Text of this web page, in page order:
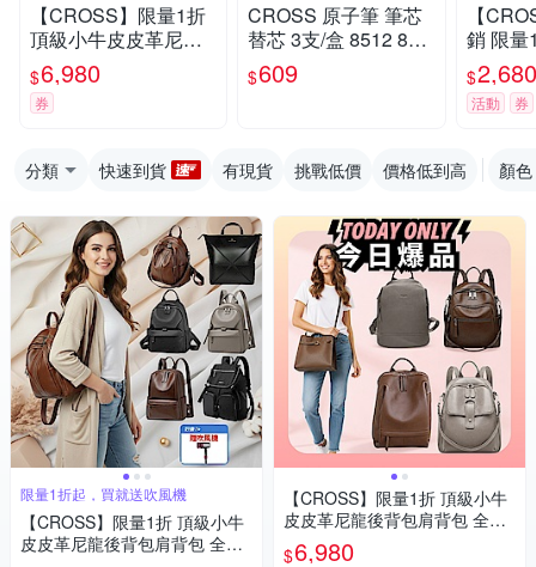
【CROSS】限量1折
頂級小牛皮皮革尼龍
後背包肩背包 全新專
櫃展示品
$6,980
券
CROSS 原子筆 筆芯
替芯 3支/盒 8512 851
3 8514
$609
【
銷 限量
皮女
系列 全
(大象灰
$2,680
活動 券
分類 快速到貨 有現貨 挑戰低價 價格低到高 顏色
限量1折起，買就送吹風機
【CROSS】限量1折 頂級小牛
皮皮革尼龍後背包肩背包 全新
【CROSS】限量1折 頂級小牛
皮皮革尼龍後背包肩背包 全新
專櫃展示品
$6,980